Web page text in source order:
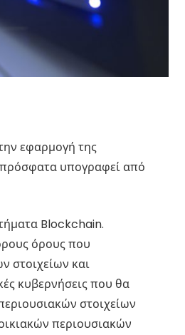
εφαρμογή της
πρόσφατα υπογραφεί από
Blockchain.
όρους που
στοιχείων και
κυβερνήσεις που θα
στοιχείων
περιουσιακών